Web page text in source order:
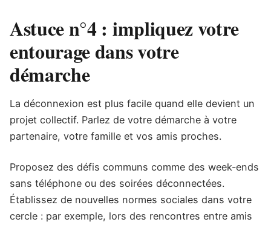
Astuce n°4 : impliquez votre
entourage dans votre
démarche
La déconnexion est plus facile quand elle devient un
projet collectif. Parlez de votre démarche à votre
partenaire, votre famille et vos amis proches.
Proposez des défis communs comme des week-ends
sans téléphone ou des soirées déconnectées.
Établissez de nouvelles normes sociales dans votre
cercle : par exemple, lors des rencontres entre amis